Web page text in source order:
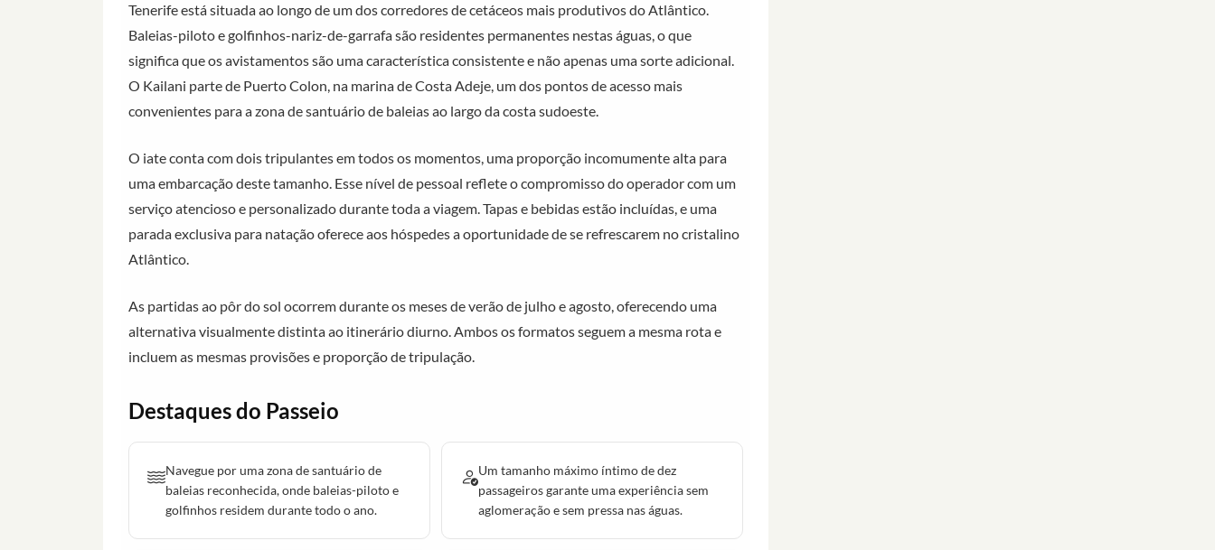
Tenerife está situada ao longo de um dos corredores de cetáceos mais produtivos do Atlântico.
Baleias-piloto e golfinhos-nariz-de-garrafa são residentes permanentes nestas águas, o que
significa que os avistamentos são uma característica consistente e não apenas uma sorte adicional.
O Kailani parte de Puerto Colon, na marina de Costa Adeje, um dos pontos de acesso mais
convenientes para a zona de santuário de baleias ao largo da costa sudoeste.
O iate conta com dois tripulantes em todos os momentos, uma proporção incomumente alta para
uma embarcação deste tamanho. Esse nível de pessoal reflete o compromisso do operador com um
serviço atencioso e personalizado durante toda a viagem. Tapas e bebidas estão incluídas, e uma
parada exclusiva para natação oferece aos hóspedes a oportunidade de se refrescarem no cristalino
Atlântico.
As partidas ao pôr do sol ocorrem durante os meses de verão de julho e agosto, oferecendo uma
alternativa visualmente distinta ao itinerário diurno. Ambos os formatos seguem a mesma rota e
incluem as mesmas provisões e proporção de tripulação.
Destaques do Passeio
Navegue por uma zona de santuário de
baleias reconhecida, onde baleias-piloto e
golfinhos residem durante todo o ano.
Um tamanho máximo íntimo de dez
passageiros garante uma experiência sem
aglomeração e sem pressa nas águas.